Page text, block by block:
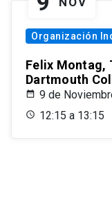
Organización
Felix Montag,
Dartmouth
9 de
12:15 a 13:15